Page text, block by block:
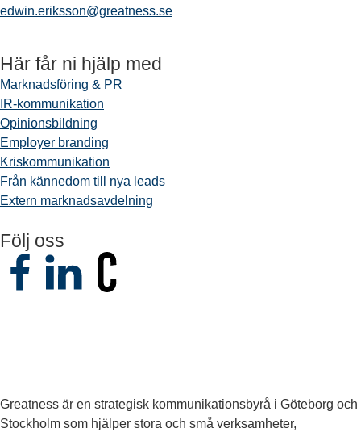
edwin.eriksson@greatness.se
Här får ni hjälp med
Marknadsföring & PR
IR-kommunikation
Opinionsbildning
Employer branding
Kriskommunikation
Från kännedom till nya leads
Extern marknadsavdelning
Följ oss
Greatness är en strategisk kommunikationsbyrå i Göteborg och
Stockholm som hjälper stora och små verksamheter,